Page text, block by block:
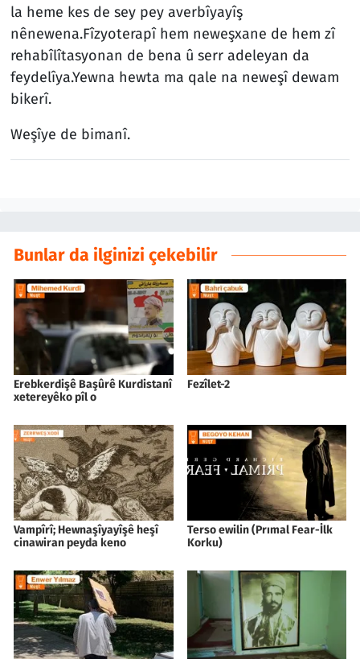
la heme kes de sey pey averbîyayîş
nênewena.Fîzyoterapî hem neweşxane de hem zî
rehabîlîtasyonan de bena û serr adeleyan da
feydelîya.Yewna hewta ma qale na neweşî dewam
bikerî.
Weşîye de bimanî.
Bunlar da ilginizi çekebilir
Erebkerdişê Başûrê Kurdistanî
xetereyêko pîl o
Fezîlet-2
Vampîrî; Hewnaşîyayîşê heşî
cinawiran peyda keno
Terso ewilin (Prımal Fear-İlk
Korku)